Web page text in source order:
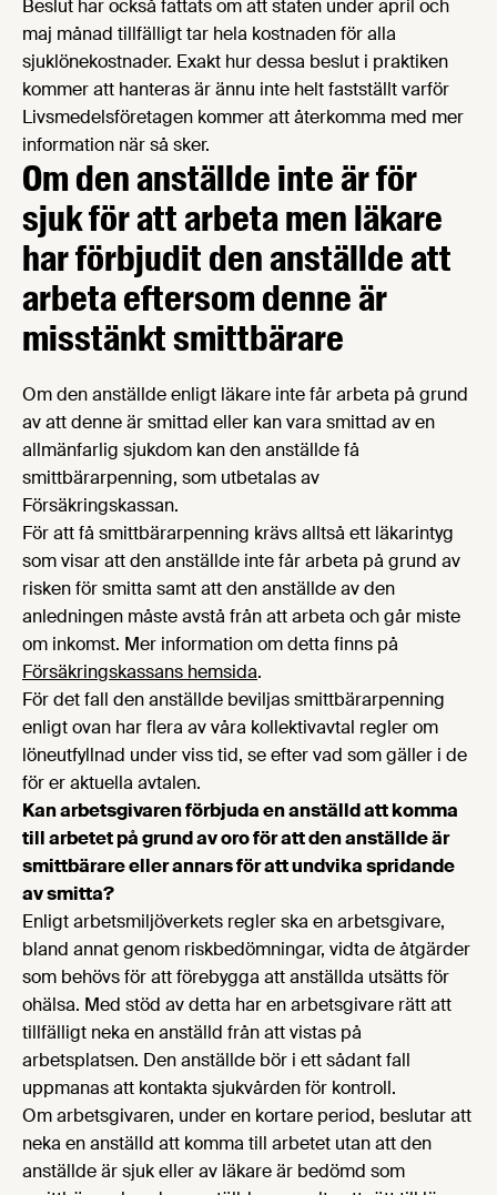
Beslut har också fattats om att staten under april och
maj månad tillfälligt tar hela kostnaden för alla
sjuklönekostnader. Exakt hur dessa beslut i praktiken
kommer att hanteras är ännu inte helt fastställt varför
Livsmedelsföretagen kommer att återkomma med mer
information när så sker.
Om den anställde inte är för
sjuk för att arbeta men läkare
har förbjudit den anställde att
arbeta eftersom denne är
misstänkt smittbärare
Om den anställde enligt läkare inte får arbeta på grund
av att denne är smittad eller kan vara smittad av en
allmänfarlig sjukdom kan den anställde få
smittbärarpenning, som utbetalas av
Försäkringskassan.
För att få smittbärarpenning krävs alltså ett läkarintyg
som visar att den anställde inte får arbeta på grund av
risken för smitta samt att den anställde av den
anledningen måste avstå från att arbeta och går miste
om inkomst. Mer information om detta finns på
Försäkringskassans hemsida.
För det fall den anställde beviljas smittbärarpenning
enligt ovan har flera av våra kollektivavtal regler om
löneutfyllnad under viss tid, se efter vad som gäller i de
för er aktuella avtalen.
Kan arbetsgivaren förbjuda en anställd att komma
till arbetet på grund av oro för att den anställde är
smittbärare eller annars för att undvika spridande
av smitta?
Enligt arbetsmiljöverkets regler ska en arbetsgivare,
bland annat genom riskbedömningar, vidta de åtgärder
som behövs för att förebygga att anställda utsätts för
ohälsa. Med stöd av detta har en arbetsgivare rätt att
tillfälligt neka en anställd från att vistas på
arbetsplatsen. Den anställde bör i ett sådant fall
uppmanas att kontakta sjukvården för kontroll.
Om arbetsgivaren, under en kortare period, beslutar att
neka en anställd att komma till arbetet utan att den
anställde är sjuk eller av läkare är bedömd som